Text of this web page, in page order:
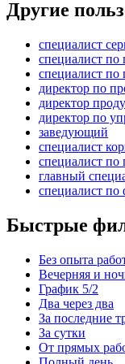
Другие
специалист
специалист по
специалист
директор по
директор
директор по
заведующий
специалист
специалист по
главный
специалист
Быстрые
Без опыта
Вечерняя и
График 5/2
Два через два
За последние
За сутки
От прямых